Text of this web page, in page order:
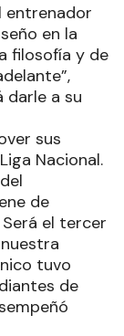
entrenador
en la
filosofía y de
darle a su
sus
Nacional.
de
Será el tercer
tuvo
de